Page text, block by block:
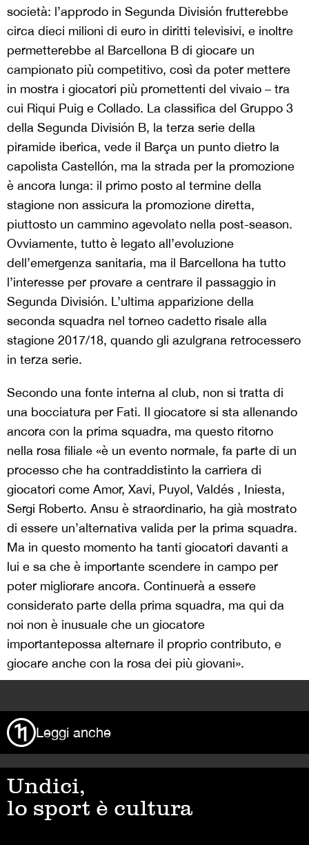
società: l’approdo in Segunda División frutterebbe
circa dieci milioni di euro in diritti televisivi, e inoltre
permetterebbe al Barcellona B di giocare un
campionato più competitivo, così da poter mettere
in mostra i giocatori più promettenti del vivaio – tra
cui Riqui Puig e Collado. La classifica del Gruppo 3
della Segunda División B, la terza serie della
piramide iberica, vede il Barça un punto dietro la
capolista Castellón, ma la strada per la promozione
è ancora lunga: il primo posto al termine della
stagione non assicura la promozione diretta,
piuttosto un cammino agevolato nella post-season.
Ovviamente, tutto è legato all’evoluzione
dell’emergenza sanitaria, ma il Barcellona ha tutto
l’interesse per provare a centrare il passaggio in
Segunda División. L’ultima apparizione della
seconda squadra nel torneo cadetto risale alla
stagione 2017/18, quando gli azulgrana retrocessero
in terza serie.
Secondo una fonte interna al club, non si tratta di
una bocciatura per Fati. Il giocatore si sta allenando
ancora con la prima squadra, ma questo ritorno
nella rosa filiale «è un evento normale, fa parte di un
processo che ha contraddistinto la carriera di
giocatori come Amor, Xavi, Puyol, Valdés , Iniesta,
Sergi Roberto. Ansu è straordinario, ha già mostrato
di essere un’alternativa valida per la prima squadra.
Ma in questo momento ha tanti giocatori davanti a
lui e sa che è importante scendere in campo per
poter migliorare ancora. Continuerà a essere
considerato parte della prima squadra, ma qui da
noi non è inusuale che un giocatore
importantepossa alternare il proprio contributo, e
giocare anche con la rosa dei più giovani».
Leggi anche
Undici,
lo sport è cultura